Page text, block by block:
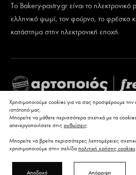
Το Bakery-pastry.gr είναι το ηλεκτρονικό
ελληνικό ψωμί, τον φούρνο, το φρέσκο
κατάστημα στην ηλεκτρονική εποχή.
Χρησιμοποιούμε cookies για να σας προσφέρουμε την
ιστότοπό μας.
Μπορείτε να μάθετε περισσότερα σχετικά με τα
απενεργοποιήσετε στις ρυθμίσεις.
Μπορείτε να βρείτε περισσότερες λεπτομέρειες
χρησιμοποιούμε στην σελίδα πολιτική χρήσης cookies.
Αποδοχή Απόρριψη